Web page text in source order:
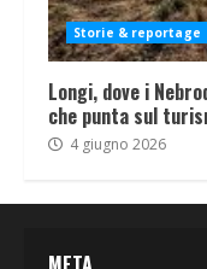
Storie & reportage
Longi, dove i
che punta sul
4 giugno 2026